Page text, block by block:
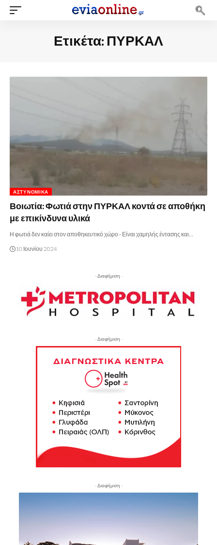
Ετικέτα: ΠΥΡΚΑΛ
ΑΣΤΥΝΟΜΙΚΆ
Βοιωτία: Φωτιά στην ΠΥΡΚΑΛ κοντά σε αποθήκη
με επικίνδυνα υλικά
Η φωτιά δεν καίει στον αποθηκευτικό χώρο - Είναι χαμηλής έντασης και…
10 Ιουνίου 2024
- Διαφήμιση -
- Διαφήμιση -
- Διαφήμιση -